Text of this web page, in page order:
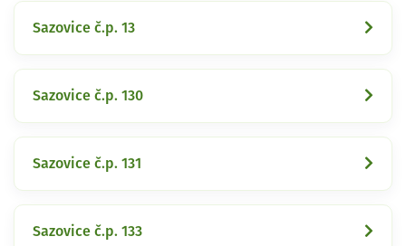
Sazovice č.p. 13
Sazovice č.p. 130
Sazovice č.p. 131
Sazovice č.p. 133